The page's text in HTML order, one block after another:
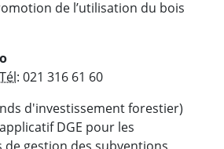
de l’utilisation du bois
Tél: 021 316 61 60
d'investissement forestier)
DGE pour les